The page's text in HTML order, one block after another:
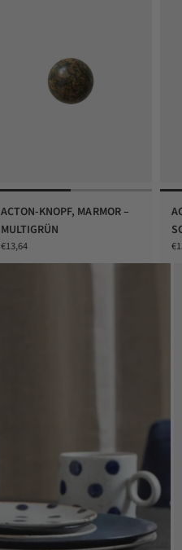
ACTON-KNOPF, MARMOR –
MULTIGRÜN
Angebot
€13,64